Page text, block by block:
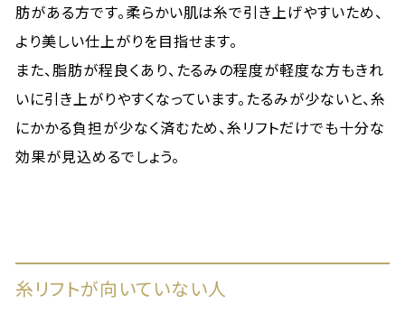
肪がある方です。柔らかい肌は糸で引き上げやすいため、
より美しい仕上がりを目指せます。
また、脂肪が程良くあり、たるみの程度が軽度な方もきれ
いに引き上がりやすくなっています。たるみが少ないと、糸
にかかる負担が少なく済むため、糸リフトだけでも十分な
効果が見込めるでしょう。
糸リフトが向いていない人